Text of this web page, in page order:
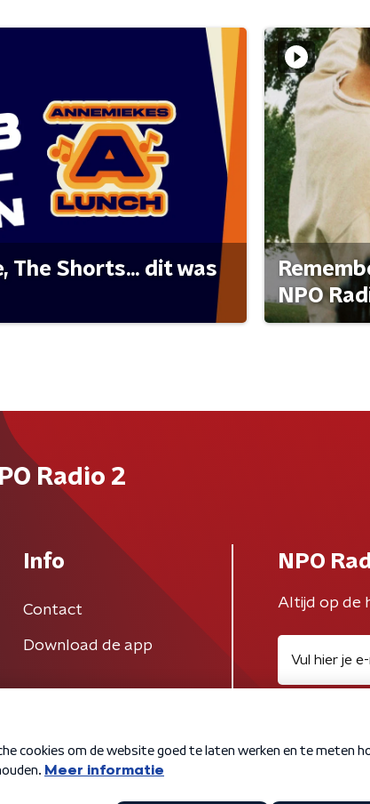
The Shorts... dit was
NPO
Radio 2
Info
Contact
Download de app
NPO
Altijd op de